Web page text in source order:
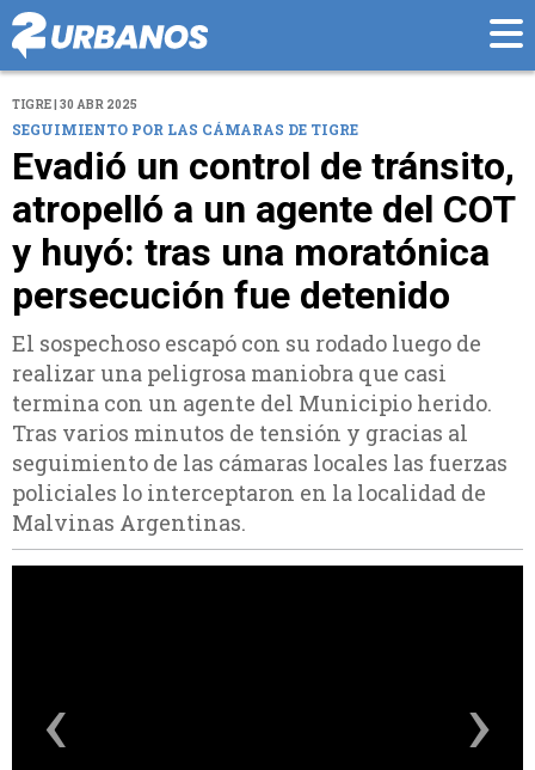
TIGRE | 30 ABR 2025
SEGUIMIENTO POR LAS CÁMARAS DE TIGRE
Evadió un control de tránsito,
atropelló a un agente del COT
y huyó: tras una moratónica
persecución fue detenido
El sospechoso escapó con su rodado luego de
realizar una peligrosa maniobra que casi
termina con un agente del Municipio herido.
Tras varios minutos de tensión y gracias al
seguimiento de las cámaras locales las fuerzas
policiales lo interceptaron en la localidad de
Malvinas Argentinas.
‹ ›